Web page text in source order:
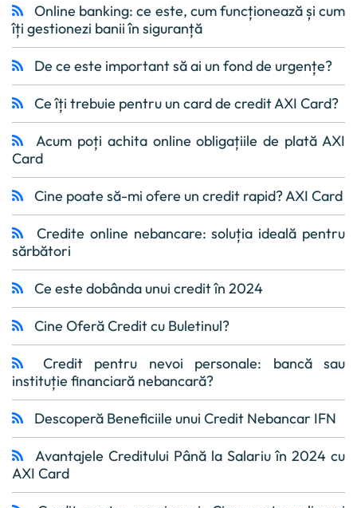
Online banking: ce este, cum funcționează și cum
îți gestionezi banii în siguranță
De ce este important să ai un fond de urgențe?
Ce îți trebuie pentru un card de credit AXI Card?
Acum poți achita online obligațiile de plată AXI
Card
Cine poate să-mi ofere un credit rapid? AXI Card
Credite online nebancare: soluția ideală pentru
sărbători
Ce este dobânda unui credit în 2024
Cine Oferă Credit cu Buletinul?
Credit pentru nevoi personale: bancă sau
instituție financiară nebancară?
Descoperă Beneficiile unui Credit Nebancar IFN
Avantajele Creditului Până la Salariu în 2024 cu
AXI Card